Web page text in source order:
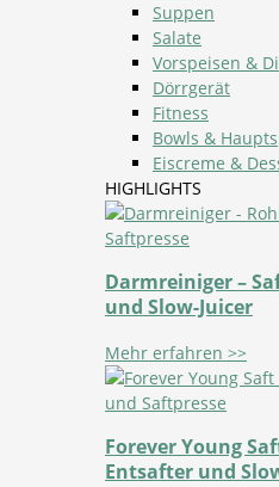
Suppen
Salate
Vorspeisen &
Dörrgerät
Fitness
Bowls &
Eiscreme &
HIGHLIGHTS
Darmreiniger –
und Slow-Juicer
Mehr erfahren >>
Forever Young
Entsafter und